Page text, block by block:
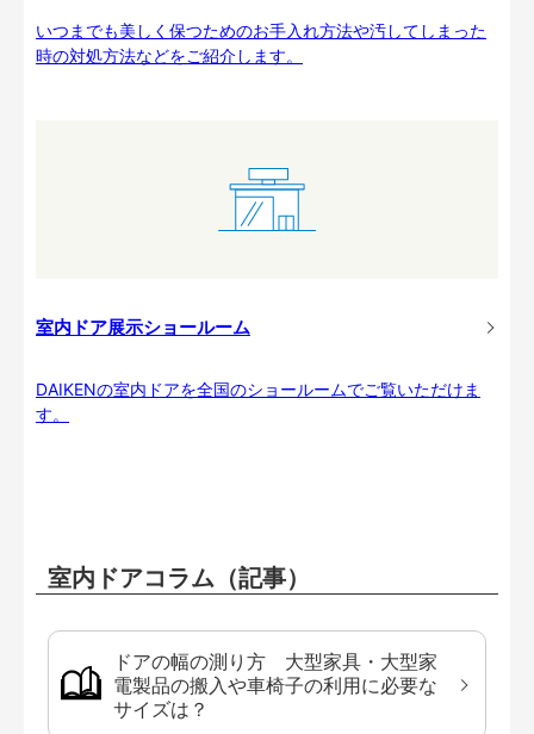
いつまでも美しく保つためのお手入れ方法や汚してしまった
時の対処方法などをご紹介します。
室内ドア展示ショールーム
DAIKENの室内ドアを全国のショールームでご覧いただけま
す。
室内ドアコラム（記事）
ドアの幅の測り方 大型家具・大型家
電製品の搬入や車椅子の利用に必要な
サイズは？